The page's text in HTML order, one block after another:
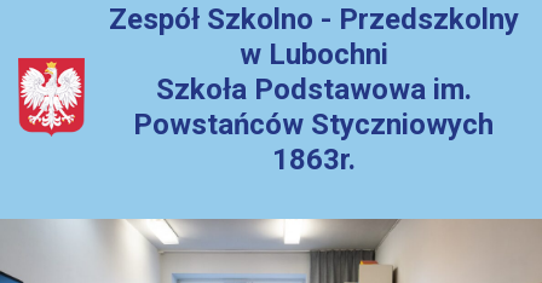
Zespół Szkolno - Przedszkolny
w Lubochni
Szkoła Podstawowa im.
Powstańców Styczniowych
1863r.